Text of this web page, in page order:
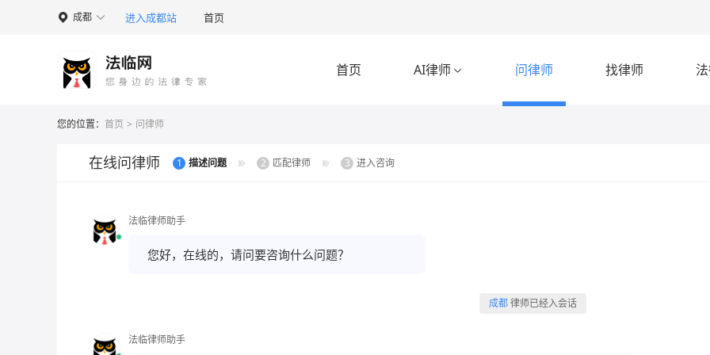
 成都 进入成都站 首页
首页 AI律师  问律师 找律师
您的位置： 首页 > 问律师
在线问律师 1 描述问题 2 匹配律师 3 进入咨询
法临律师助手
您好，在线的，请问要咨询什么问题？
成都 律师已经入会话
法临律师助手